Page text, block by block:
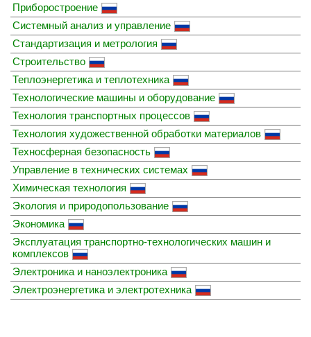
Приборостроение
Системный анализ и управление
Стандартизация и метрология
Строительство
Теплоэнергетика и теплотехника
Технологические машины и оборудование
Технология транспортных процессов
Технология художественной обработки материалов
Техносферная безопасность
Управление в технических системах
Химическая технология
Экология и природопользование
Экономика
Эксплуатация транспортно-технологических машин и
комплексов
Электроника и наноэлектроника
Электроэнергетика и электротехника